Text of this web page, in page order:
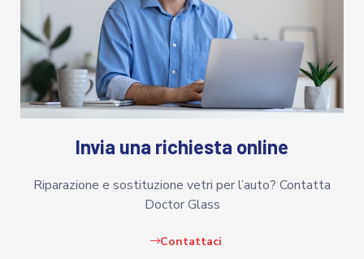
Invia una richiesta online
Riparazione e sostituzione vetri per l’auto? Contatta
Doctor Glass
Contattaci